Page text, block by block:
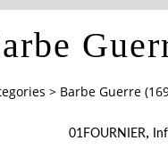
> Barbe Guerre
01FOURNIER,